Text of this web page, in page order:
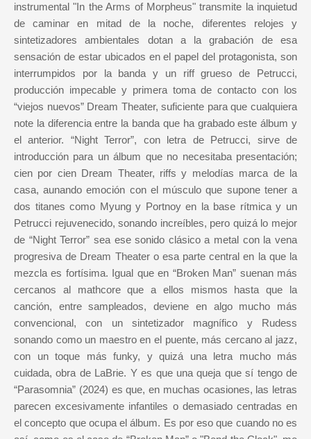
instrumental "In the Arms of Morpheus" transmite la inquietud
de caminar en mitad de la noche, diferentes relojes y
sintetizadores ambientales dotan a la grabación de esa
sensación de estar ubicados en el papel del protagonista, son
interrumpidos por la banda y un riff grueso de Petrucci,
producción impecable y primera toma de contacto con los
“viejos nuevos” Dream Theater, suficiente para que cualquiera
note la diferencia entre la banda que ha grabado este álbum y
el anterior. “Night Terror”, con letra de Petrucci, sirve de
introducción para un álbum que no necesitaba presentación;
cien por cien Dream Theater, riffs y melodías marca de la
casa, aunando emoción con el músculo que supone tener a
dos titanes como Myung y Portnoy en la base rítmica y un
Petrucci rejuvenecido, sonando increíbles, pero quizá lo mejor
de “Night Terror” sea ese sonido clásico a metal con la vena
progresiva de Dream Theater o esa parte central en la que la
mezcla es fortísima. Igual que en “Broken Man” suenan más
cercanos al mathcore que a ellos mismos hasta que la
canción, entre sampleados, deviene en algo mucho más
convencional, con un sintetizador magnífico y Rudess
sonando como un maestro en el puente, más cercano al jazz,
con un toque más funky, y quizá una letra mucho más
cuidada, obra de LaBrie. Y es que una queja que sí tengo de
“Parasomnia” (2024) es que, en muchas ocasiones, las letras
parecen excesivamente infantiles o demasiado centradas en
el concepto que ocupa el álbum. Es por eso que cuando no es